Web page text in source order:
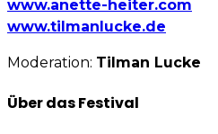
www.anette-heiter.com
www.tilmanlucke.de
Moderation: Tilman Lucke
Über das Festival